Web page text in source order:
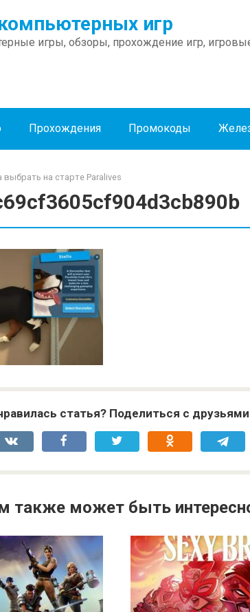
игр
игры, обзоры, прохождение игр,
Прохождения Промокоды
выбрать на старте Paralives
статья? Поделиться с
также может быть